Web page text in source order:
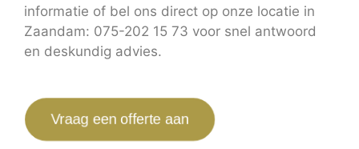
informatie of bel ons direct op onze locatie in
Zaandam: 075-202 15 73 voor snel antwoord
en deskundig advies.
Vraag een offerte aan